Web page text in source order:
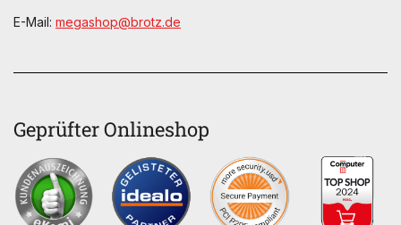
E-Mail: megashop@brotz.de
Geprüfter Onlineshop